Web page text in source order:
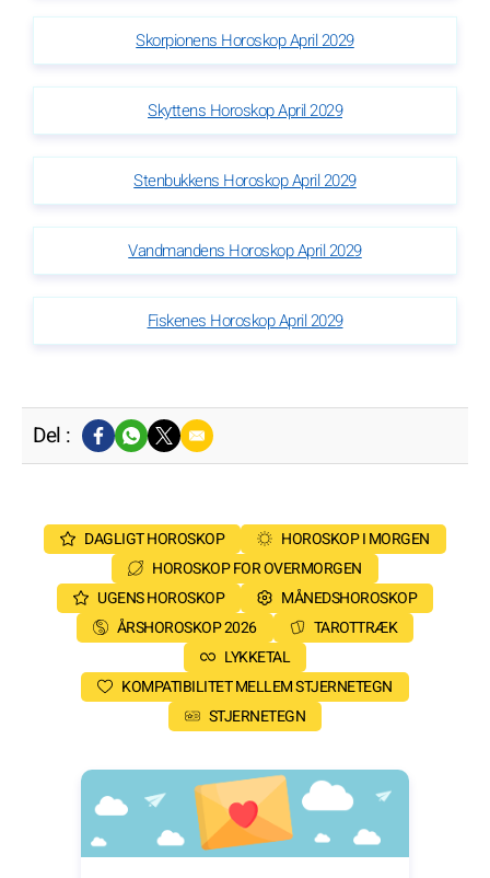
Skorpionens Horoskop April 2029
Skyttens Horoskop April 2029
Stenbukkens Horoskop April 2029
Vandmandens Horoskop April 2029
Fiskenes Horoskop April 2029
Del :
DAGLIGT HOROSKOP
HOROSKOP I MORGEN
HOROSKOP FOR OVERMORGEN
UGENS HOROSKOP
MÅNEDSHOROSKOP
ÅRSHOROSKOP 2026
TAROTTRÆK
LYKKETAL
KOMPATIBILITET MELLEM STJERNETEGN
STJERNETEGN